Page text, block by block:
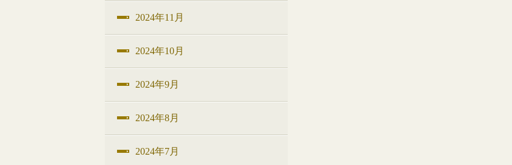
2024年11月
2024年10月
2024年9月
2024年8月
2024年7月